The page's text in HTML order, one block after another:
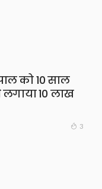
को 10 साल
लगाया 10 लाख
3